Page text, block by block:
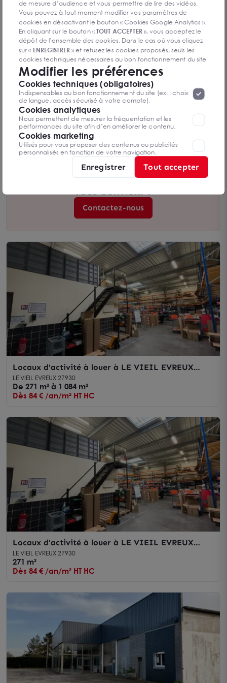
Locaux d'activité à louer à ANGERVILLE LA
CAMPAGNE 27930
ANGERVILLE LA CAMPAGNE 27930
429 m²
Dès 70 € /an/m² HT HC
Vous n’avez pas trouvé l’offre qui
vous convient ?
Contactez-nous
Locaux d'activité à louer à LE VIEIL EVREUX
27930
LE VIEIL EVREUX 27930
De 271 m² à 1 084 m²
Dès 84 € /an/m² HT HC
Locaux d'activité à louer à LE VIEIL EVREUX
27930
LE VIEIL EVREUX 27930
271 m²
Dès 84 € /an/m² HT HC
de mesure d’audience et vous permettre de lire des vidéos.
Vous pouvez à tout moment modifier vos paramètres de
cookies en désactivant le bouton « Cookies Google Analytics ».
En cliquant sur le bouton «TOUT ACCEPTER», vous acceptez le
dépôt de l’ensemble des cookies. Dans le cas où vous cliquez
sur « ENREGISTRER» et refusez les cookies proposés, seuls les
cookies techniques nécessaires au bon fonctionnement du site
seront déposés. Pour plus d’informations, vous pouvez consulter
«Protection des données à caractère
personnel ».Lorsque vous naviguez sur notre site internet, il
peut être amenée à déposer des cookies. Vous avez la
possibilité de désactiver les cookies, ces réglages ne seront
valables que sur le navigateur que vous utilisez actuellement
Modifier les préférences
Cookies techniques (obligatoires)
Indispensables au bon fonctionnement du site (ex. : choix
de langue, accès sécurisé à votre compte).
Cookies analytiques
Nous permettent de mesurer la fréquentation et les
performances du site afin d’en améliorer le contenu.
Cookies marketing
Utilisés pour vous proposer des contenus ou publicités
personnalisés en fonction de votre navigation.
Enregistrer Tout accepter